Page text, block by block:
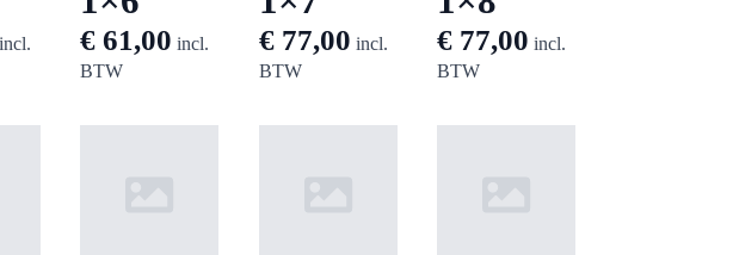
incl.
€ 61,00 incl.
BTW
€77,00 incl.
BTW
€ 77,00 incl.
BTW